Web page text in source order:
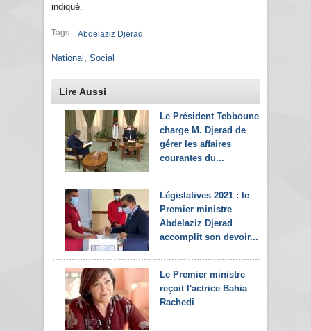
indiqué.
Tags: Abdelaziz Djerad
National Social
Lire Aussi
Le Président Tebboune
charge M. Djerad de
gérer les affaires
courantes du...
Législatives 2021 : le
Premier ministre
Abdelaziz Djerad
accomplit son devoir...
Le Premier ministre
reçoit l'actrice Bahia
Rachedi